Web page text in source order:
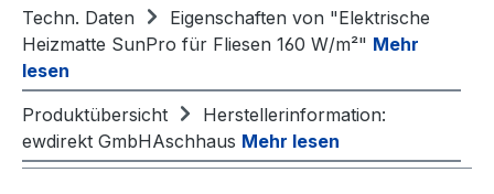
Techn. Daten
Eigenschaften von "Elektrische
Heizmatte SunPro für Fliesen 160 W/m²" Mehr
lesen
Produktübersicht
Herstellerinformation:
ewdirekt GmbHAschhaus Mehr lesen